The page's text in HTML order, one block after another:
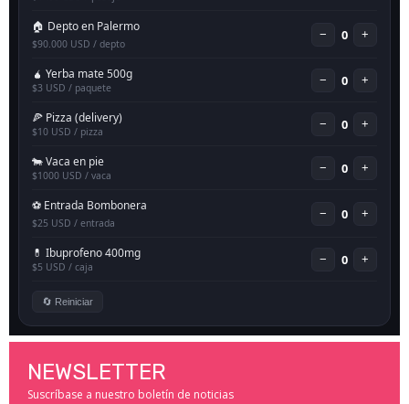
NEWSLETTER
Suscríbase a nuestro boletín de noticias